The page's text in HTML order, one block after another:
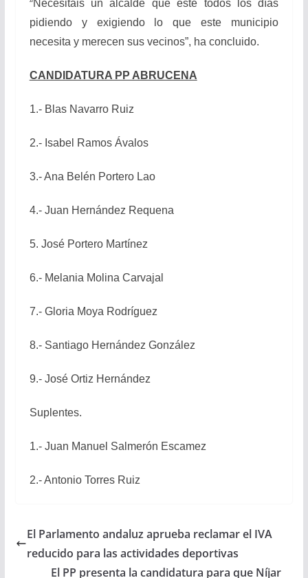
“Necesitáis un alcalde que esté todos los días
pidiendo y exigiendo lo que este municipio
necesita y merecen sus vecinos”, ha concluido.
CANDIDATURA PP ABRUCENA
1.- Blas Navarro Ruiz
2.- Isabel Ramos Ávalos
3.- Ana Belén Portero Lao
4.- Juan Hernández Requena
5. José Portero Martínez
6.- Melania Molina Carvajal
7.- Gloria Moya Rodríguez
8.- Santiago Hernández González
9.- José Ortiz Hernández
Suplentes.
1.- Juan Manuel Salmerón Escamez
2.- Antonio Torres Ruiz
El Parlamento andaluz aprueba reclamar el IVA
reducido para las actividades deportivas
El PP presenta la candidatura para que Níjar